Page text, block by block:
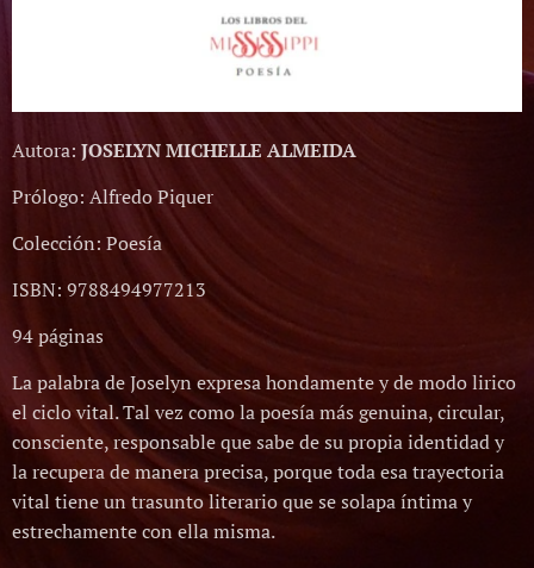
Autora: JOSELYN MICHELLE ALMEIDA
Prólogo: Alfredo Piquer
Colección: Poesía
ISBN: 9788494977213
94 páginas
La palabra de Joselyn expresa hondamente y de modo lirico
el ciclo vital. Tal vez como la poesía más genuina, circular,
consciente, responsable que sabe de su propia identidad y
la recupera de manera precisa, porque toda esa trayectoria
vital tiene un trasunto literario que se solapa íntima y
estrechamente con ella misma.